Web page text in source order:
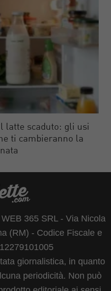
latte scaduto: gli usi
ti cambieranno la
365 SRL - Via Nicola
(RM) - Codice Fiscale e
giornalistica, in quanto
periodicità. Non può